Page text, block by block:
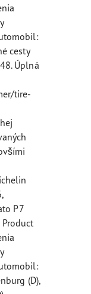
cesty
Úplná
tire-
P7
(D),